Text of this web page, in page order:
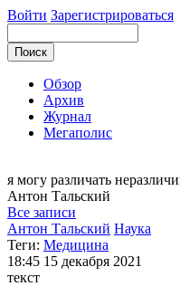
Войти Зарегистрироваться
Обзор
Архив
Журнал
Мегаполис
я могу различать
Антон Тальский
Все записи
Антон Тальский Наука
Теги: Медицина
18:45 15 декабря 2021
текст